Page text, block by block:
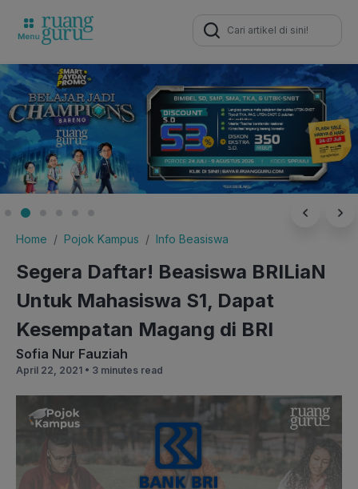
Search
for:
Home Pojok Kampus Info Beasiswa
Segera Daftar! Beasiswa BRILiaN
Untuk Mahasiswa S1, Dapat
Kesempatan Magang di BRI
Sofia Nur Fauziah
April 22, 2021 • 3 minutes read